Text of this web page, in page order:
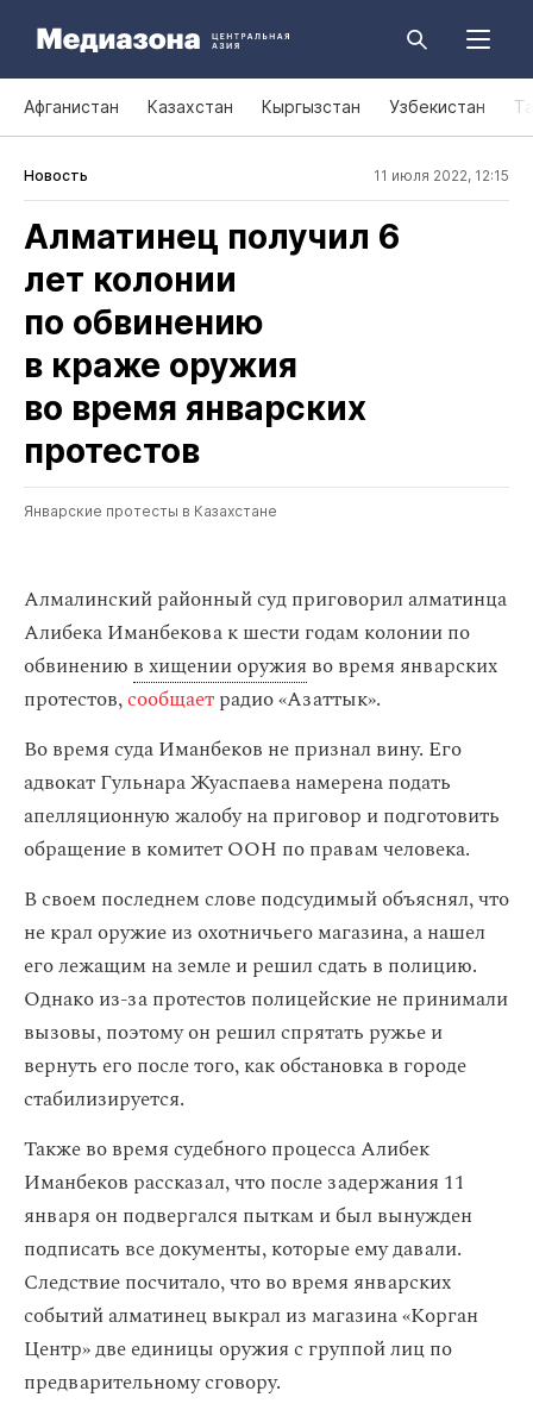
Афганистан Казахстан Кыргызстан Узбекистан
Новость 11 июля 2022, 12:15
Алматинец получил 6
лет колонии
по обвинению
в краже оружия
во время январских
протестов
Январские протесты в Казахстане
Алмалинский районный суд приговорил алматинца
Алибека Иманбекова к шести годам колонии по
обвинению в хищении оружия во время январских
протестов,сообщаетрадио «Азаттык».
Во время суда Иманбеков не признал вину. Его
адвокат Гульнара Жуаспаева намерена подать
апелляционную жалобу на приговор и подготовить
обращение в комитет ООН по правам человека.
В своем последнем слове подсудимый объяснял, что
не крал оружие из охотничьего магазина, а нашел
его лежащим на земле и решил сдать в полицию.
Однако из-за протестов полицейские не принимали
вызовы, поэтому он решил спрятать ружье и
вернуть его после того, как обстановка в городе
стабилизируется.
Также во время судебного процесса Алибек
Иманбеков рассказал, что после задержания 11
января он подвергался пыткам и был вынужден
подписать все документы, которые ему давали.
Следствие посчитало, что во время январских
событий алматинец выкрал из магазина «Корган
Центр» две единицы оружия с группой лиц по
предварительному сговору.